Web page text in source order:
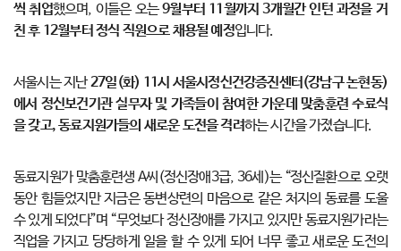
씩 취업했으며, 이들은 오는9월부터 11월까지 3개월간 인턴 과정을 거
친 후 12월부터 정식 직원으로 채용될 예정입니다.
서울시는 지난27일(화) 11시 서울시정신건강증진센터(강남구 논현동)
에서 정신보건기관 실무자 및 가족들이 참여한 가운데 맞춤훈련 수료식
을 갖고, 동료지원가들의 새로운 도전을 격려하는 시간을 가졌습니다.
동료지원가 맞춤훈련생 A씨(정신장애3급, 36세)는 “정신질환으로 오랫
동안 힘들었지만 지금은 동변상련의 마음으로 같은 처지의 동료를 도울
수 있게 되었다”며 “무엇보다 정신장애를 가지고 있지만 동료지원가라는
직업을 가지고 당당하게 일을 할 수 있게 되어 너무 좋고 새로운 도전의